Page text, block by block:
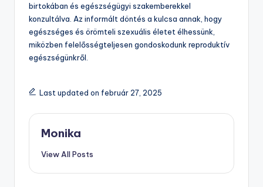
birtokában és egészségügyi szakemberekkel
konzultálva. Az informált döntés a kulcsa annak, hogy
egészséges és örömteli szexuális életet élhessünk,
miközben felelősségteljesen gondoskodunk reproduktív
egészségünkről.
Last updated on február 27, 2025
Monika
View All Posts